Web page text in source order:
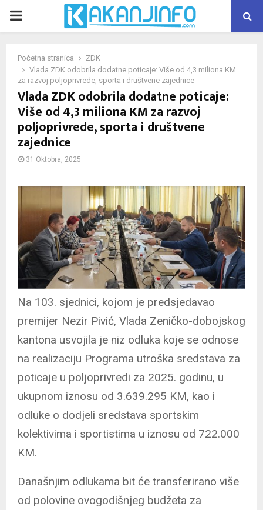
PRIMARY
Početna stranica
ZDK
Vlada ZDK odobrila dodatne poticaje: Više od 4,3 miliona KM
za razvoj poljoprivrede, sporta i društvene zajednice
Vlada ZDK odobrila dodatne poticaje:
Više od 4,3 miliona KM za razvoj
poljoprivrede, sporta i društvene
zajednice
31 Oktobra, 2025
Na 103. sjednici, kojom je predsjedavao
premijer Nezir Pivić, Vlada Zeničko-dobojskog
kantona usvojila je niz odluka koje se odnose
na realizaciju Programa utroška sredstava za
poticaje u poljoprivredi za 2025. godinu, u
ukupnom iznosu od 3.639.295 KM, kao i
odluke o dodjeli sredstava sportskim
kolektivima i sportistima u iznosu od 722.000
KM.
Današnjim odlukama bit će transferirano više
od polovine ovogodišnjeg budžeta za